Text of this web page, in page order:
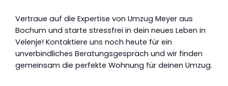
Vertraue auf die Expertise von Umzug Meyer aus
Bochum und starte stressfrei in dein neues Leben in
Velenje! Kontaktiere uns noch heute für ein
unverbindliches Beratungsgespräch und wir finden
gemeinsam die perfekte Wohnung für deinen Umzug.